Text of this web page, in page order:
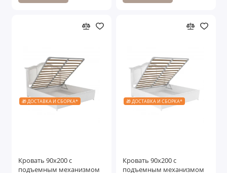
🎁 ДОСТАВКА И СБОРКА*
Кровать 90x200 с
подъемным механизмом
🎁 ДОСТАВКА И СБОРКА*
Кровать 90x200 с
подъемным механизмом